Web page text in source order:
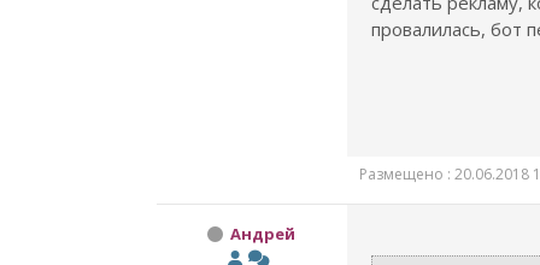
провалилась, бот
Размещено : 20.06.2018
Андрей